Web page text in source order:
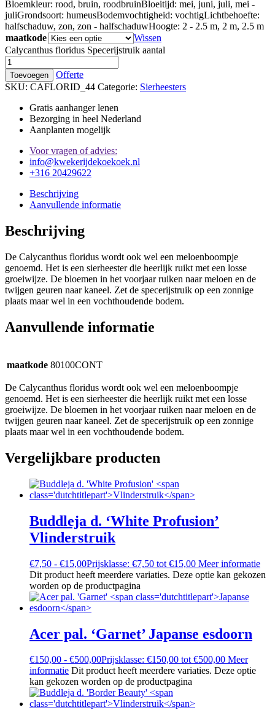
Bloemkleur: rood, bruin, roodbruinBloeitijd: mei, juni, juli, mei -
juliGrondsoort: humeusBodemvochtigheid: vochtigLichtbehoefte:
halfschaduw, zon, zon - halfschaduwHoogte: 2 - 2.5 m, 2 m, 2.5 m
maatkode
Wissen
Calycanthus floridus Specerijstruik aantal
Toevoegen
Offerte
SKU: CAFLORID_44 Categorie: Sierheesters
Gratis aanhanger lenen
Bezorging in heel Nederland
Aanplanten mogelijk
Voor vragen of advies:
info@kwekerijdekoekoek.nl
+316 20429622
Beschrijving
Aanvullende informatie
Beschrijving
De Calycanthus floridus wordt ook wel een meloenboompje
genoemd. Het is een sierheester die heerlijk ruikt met een losse
groeiwijze. De bloemen in het voorjaar ruiken naar meloen en de
twijgen geuren naar kaneel. Zet de specerijstruik op een zonnige
plaats maar wel in een vochthoudende bodem.
Aanvullende informatie
maatkode 80100CONT
De Calycanthus floridus wordt ook wel een meloenboompje
genoemd. Het is een sierheester die heerlijk ruikt met een losse
groeiwijze. De bloemen in het voorjaar ruiken naar meloen en de
twijgen geuren naar kaneel. Zet de specerijstruik op een zonnige
plaats maar wel in een vochthoudende bodem.
Vergelijkbare producten
Buddleja d. ‘White Profusion’
Vlinderstruik
€7,50 - €15,00Prijsklasse: €7,50 tot €15,00 Meer informatie
Dit product heeft meerdere variaties. Deze optie kan gekozen
worden op de productpagina
Acer pal. ‘Garnet’ Japanse esdoorn
€150,00 - €500,00Prijsklasse: €150,00 tot €500,00 Meer
informatie Dit product heeft meerdere variaties. Deze optie
kan gekozen worden op de productpagina